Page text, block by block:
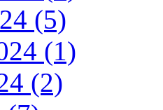
(5)
(1)
(2)